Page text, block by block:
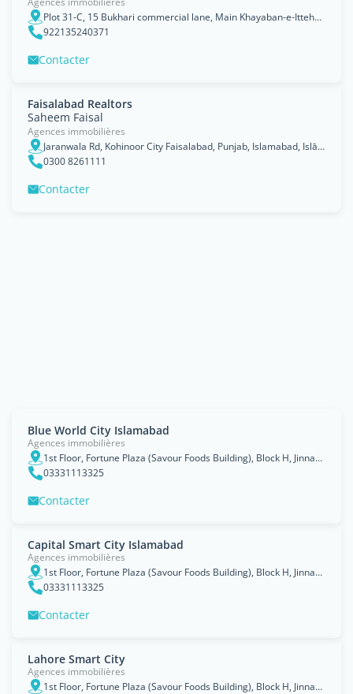
Plot 31-C, 15 Bukhari commercial lane, Main Khayaban-e-Ittehad Road, D.H.A Phase 6 Karachi, Sindh
922135240371
Contacter
Faisalabad Realtors
Saheem Faisal
Agences immobilières
Jaranwala Rd, Kohinoor City Faisalabad, Punjab, Islamabad, Islāmābād
0300 8261111
Contacter
Blue World City Islamabad
Agences immobilières
1st Floor, Fortune Plaza (Savour Foods Building), Block H, Jinnah Avenue, Blue Area Islamabad., Islāmābād
03331113325
Contacter
Capital Smart City Islamabad
Agences immobilières
1st Floor, Fortune Plaza (Savour Foods Building), Block H, Jinnah Avenue, Blue Area Islamabad., Islāmābād
03331113325
Contacter
Lahore Smart City
Agences immobilières
1st Floor, Fortune Plaza (Savour Foods Building), Block H, Jinnah Avenue, Blue Area Islamabad., Islāmābād